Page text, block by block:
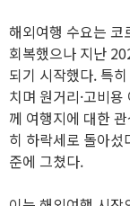
해외여행 수요는
회복했으나 지난
되기 시작했다. 특
치며 원거리·고비
께 여행지에 대한
히 하락세로 돌아
준에 그쳤다.